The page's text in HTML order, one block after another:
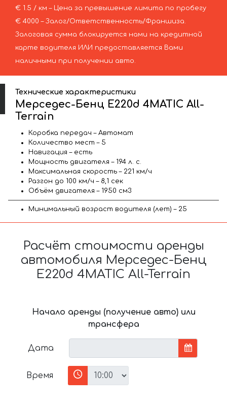
€ 1.5 / км – Цена за превышение лимита по пробегу
€ 4000 – Залог/Ответственность/Франшиза.
Залоговая сумма блокируется нами на кредитной
карте водителя ИЛИ предоставляется Вами
наличными при получении авто.
Технические характеристики
Мерседес-Бенц E220d 4MATIC All-
Terrain
Коробка передач – Автомат
Количество мест – 5
Навигация – есть
Мощность двигателя – 194 л. с.
Максимальная скорость – 221 км/ч
Разгон до 100 км/ч – 8,1 сек
Объём двигателя – 1950 см3
Минимальный возраст водителя (лет) – 25
Расчёт стоимости аренды
автомобиля Мерседес-Бенц
E220d 4MATIC All-Terrain
Начало аренды (получение авто) или
трансфера
Дата
Время